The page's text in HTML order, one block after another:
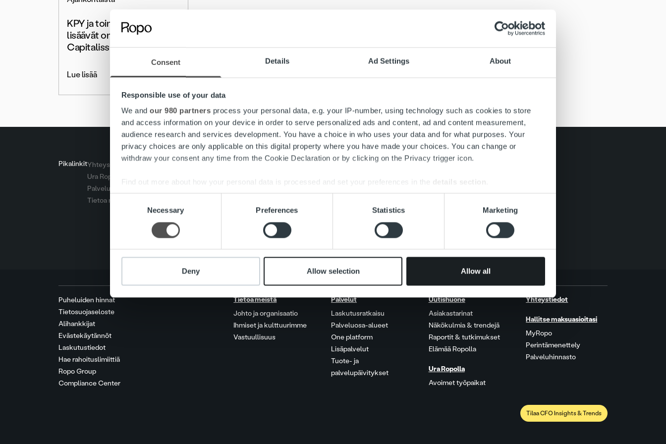
Consent Details Ad Settings About
Responsible use of your data
We and our 980 partners process your personal data, e.g. your IP-number, using technology such as cookies to store
and access information on your device in order to serve personalized ads and content, ad and content measurement,
audience research and services development. You have a choice in who uses your data and for what purposes. Your
privacy choices are only applicable on this digital property where you have made your choices. You can change or
withdraw your consent any time from the Cookie Declaration or by clicking on the Privacy trigger icon.
Find out more about how your personal data is processed and set your preferences in the details section
We use cookies to personalise content and ads, to provide social media features and to analyse our traffic. We also share
other information that you’ve provided to them or that they’ve collected from your use of their services.
Consent
Necessary Preferences Statistics Marketing
Deny Allow selection Allow all
KPY ja toimiva johto
lisäävät omistustaan Ropo
Capitalissa
Lue lisää
PikalinkitYhteystiedot
Ura Ropolla
Palvelut
Tietoa meistä
Search for:
Puheluiden hinnat
Tietosuojaseloste
Alihankkijat
Evästekäytännöt
Laskutustiedot
Hae rahoituslimiittiä
Ropo Group
Compliance Center
Tietoa meistä
Johto ja organisaatio
Ihmiset ja kulttuurimme
Vastuullisuus
Palvelut
Laskutusratkaisu
Palveluosa-alueet
One platform
Lisäpalvelut
Tuote- ja
palvelupäivitykset
Uutishuone
Asiakastarinat
Näkökulmia & trendejä
Raportit & tutkimukset
Elämää Ropolla
Ura Ropolla
Avoimet työpaikat
Yhteystiedot
Hallitse maksuasioitasi
MyRopo
Perintämenettely
Palveluhinnasto
Tilaa CFO Insights & Trends